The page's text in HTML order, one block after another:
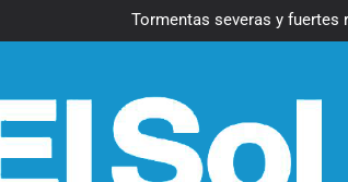
Tormentas severas y fuertes
Senado debate el
Senado debate el